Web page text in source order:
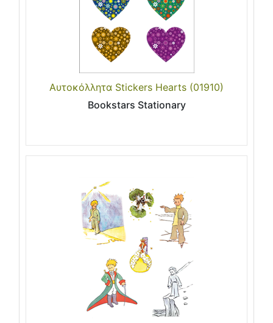
Αυτοκόλλητα Stickers Hearts (01910)
Bookstars Stationary